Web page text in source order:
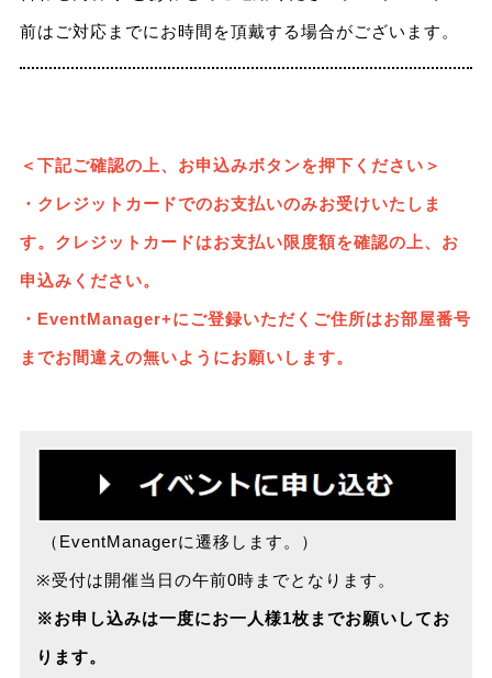
前はご対応までにお時間を頂戴する場合がございます。
＜下記ご確認の上、お申込みボタンを押下ください＞
・クレジットカードでのお支払いのみお受けいたしま
す。クレジットカードはお支払い限度額を確認の上、お
申込みください。
・EventManager+にご登録いただくご住所はお部屋番号
までお間違えの無いようにお願いします。
（EventManagerに遷移します。）
※受付は開催当日の午前0時までとなります。
※お申し込みは一度にお一人様1枚までお願いしてお
ります。